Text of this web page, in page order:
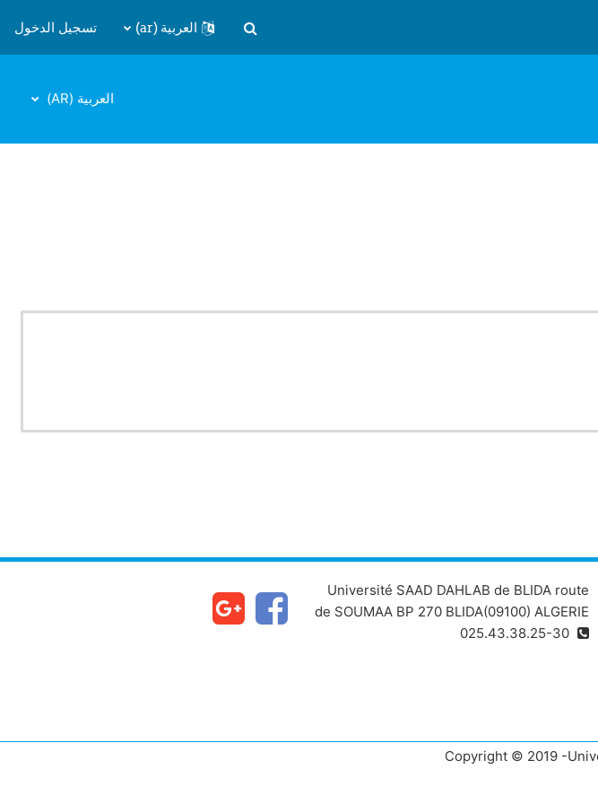
تبديل إدخال البحث
العربية ‎(ar)‎ تسجيل الدخول
العربية ‎(AR)‎
Université SAAD DAHLAB de BLIDA route
de SOUMAA BP 270 BLIDA(09100) ALGERIE
Copyright © 2019 -